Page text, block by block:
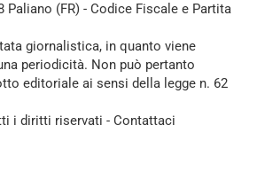
Paliano (FR) - Codice Fiscale e Partita
giornalistica, in quanto viene
periodicità. Non può pertanto
editoriale ai sensi della legge n. 62
i diritti riservati - Contattaci